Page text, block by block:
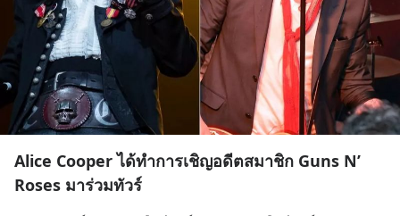
Alice Cooper ได้ทำการเชิญอดีตสมาชิก Guns N’
Roses มาร่วมทัวร์